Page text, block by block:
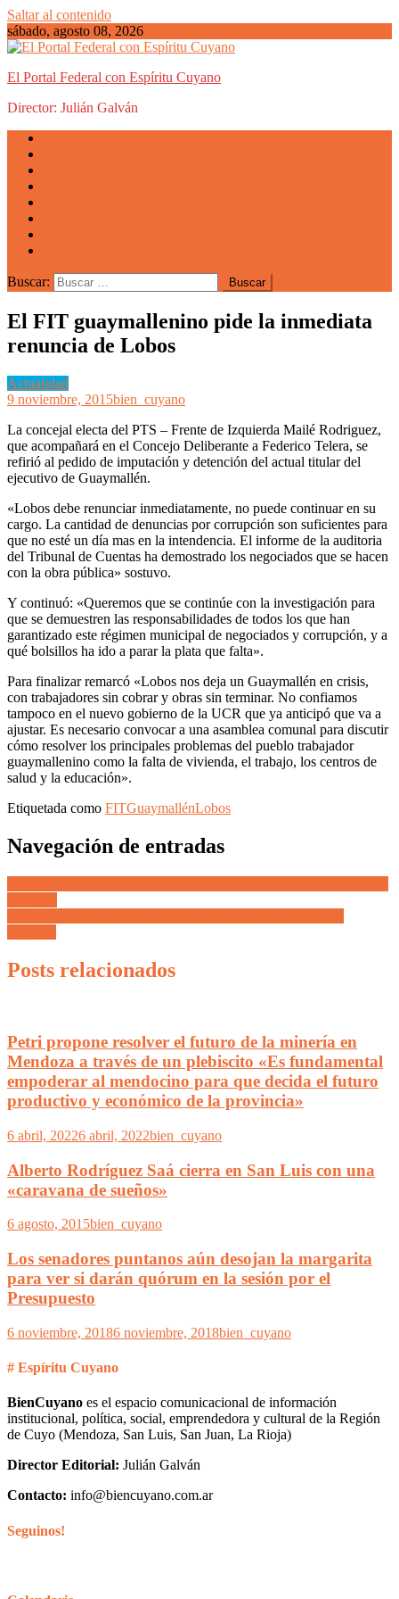
Saltar al contenido
sábado, agosto 08, 2026
El Portal Federal con Espíritu Cuyano
Director: Julián Galván
Buscar:
El FIT guaymallenino pide la inmediata
renuncia de Lobos
Actualidad
9 noviembre, 2015bien_cuyano
La concejal electa del PTS – Frente de Izquierda Mailé Rodriguez,
que acompañará en el Concejo Deliberante a Federico Telera, se
refirió al pedido de imputación y detención del actual titular del
ejecutivo de Guaymallén.
«Lobos debe renunciar inmediatamente, no puede continuar en su
cargo. La cantidad de denuncias por corrupción son suficientes para
que no esté un día mas en la intendencia. El informe de la auditoria
del Tribunal de Cuentas ha demostrado los negociados que se hacen
con la obra pública» sostuvo.
Y continuó: «Queremos que se continúe con la investigación para
que se demuestren las responsabilidades de todos los que han
garantizado este régimen municipal de negociados y corrupción, y a
qué bolsillos ha ido a parar la plata que falta».
Para finalizar remarcó «Lobos nos deja un Guaymallén en crisis,
con trabajadores sin cobrar y obras sin terminar. No confiamos
tampoco en el nuevo gobierno de la UCR que ya anticipó que va a
ajustar. Es necesario convocar a una asamblea comunal para discutir
cómo resolver los principales problemas del pueblo trabajador
guaymallenino como la falta de vivienda, el trabajo, los centros de
salud y la educación».
Etiquetada como FITGuaymallénLobos
Navegación de entradas
Posts relacionados
Petri propone resolver el futuro de la minería en
Mendoza a través de un plebiscito «Es fundamental
empoderar al mendocino para que decida el futuro
productivo y económico de la provincia»
6 abril, 20226 abril, 2022bien_cuyano
Alberto Rodríguez Saá cierra en San Luis con una
«caravana de sueños»
6 agosto, 2015bien_cuyano
Los senadores puntanos aún desojan la margarita
para ver si darán quórum en la sesión por el
Presupuesto
6 noviembre, 20186 noviembre, 2018bien_cuyano
# Espíritu Cuyano
BienCuyano es el espacio comunicacional de información
institucional, política, social, emprendedora y cultural de la Región
de Cuyo (Mendoza, San Luis, San Juan, La Rioja)
Director Editorial: Julián Galván
Contacto: info@biencuyano.com.ar
Seguinos!